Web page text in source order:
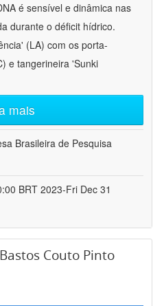
é sensível e dinâmica nas
durante o déficit hídrico.
(LA) com os porta-
e tangerineira 'Sunki
mais
Brasileira de Pesquisa
BRT 2023-Fri Dec 31
Couto Pinto